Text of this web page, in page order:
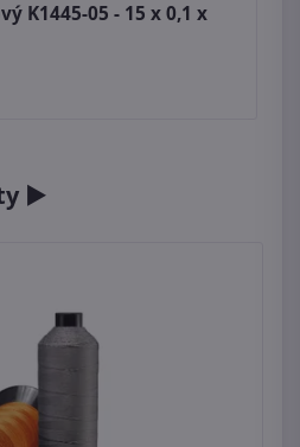
K1445-05 - 15 x 0,1 x
►